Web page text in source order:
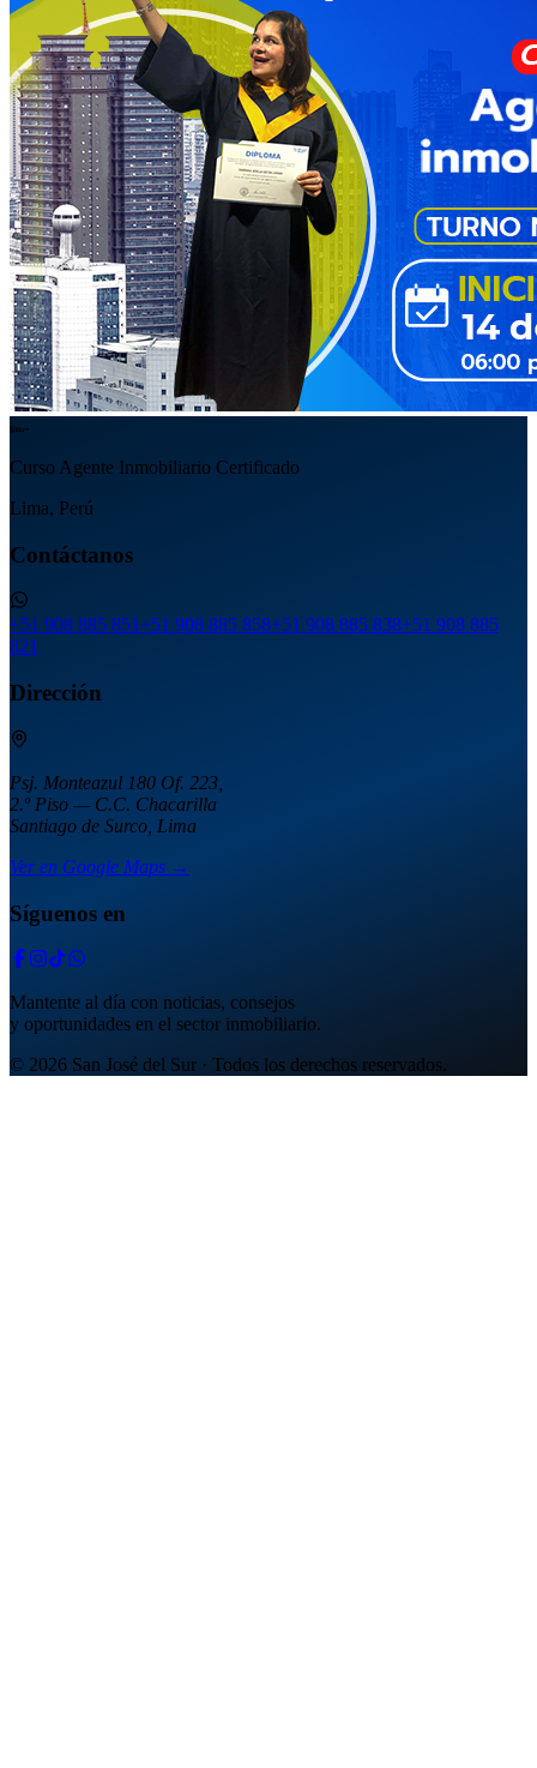
Curso Agente Inmobiliario Certificado
Lima, Perú
Contáctanos
+51 908 885 851+51 908 885 858+51 908 885 838+51 908 885
821
Dirección
Psj. Monteazul 180 Of. 223,
2.º Piso — C.C. Chacarilla
Santiago de Surco, Lima
Ver en Google Maps →
Síguenos en
Mantente al día con noticias, consejos
y oportunidades en el sector inmobiliario.
© 2026 San José del Sur · Todos los derechos reservados.